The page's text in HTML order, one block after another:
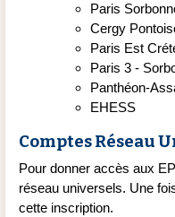
Paris
Cergy
Paris Est
Paris 3 -
Panthéon-
EHESS
Comptes Réseau
Pour donner accès aux
réseau universels. Une
cette inscription.